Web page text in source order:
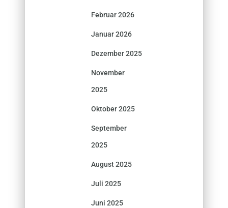
Februar 2026
Januar 2026
Dezember 2025
November
2025
Oktober 2025
September
2025
August 2025
Juli 2025
Juni 2025